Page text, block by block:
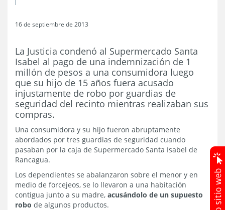
16 de septiembre de 2013
La Justicia condenó al Supermercado Santa
Isabel al pago de una indemnización de 1
millón de pesos a una consumidora luego
que su hijo de 15 años fuera acusado
injustamente de robo por guardias de
seguridad del recinto mientras realizaban sus
compras.
Una consumidora y su hijo fueron abruptamente
abordados por tres guardias de seguridad cuando
pasaban por la caja de Supermercado Santa Isabel de
Rancagua.
Los dependientes se abalanzaron sobre el menor y en
medio de forcejeos, se lo llevaron a una habitación
contigua junto a su madre, acusándolo de un supuesto
robo de algunos productos.